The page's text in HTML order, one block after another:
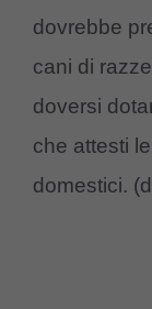
dovrebbe
cani di
doversi
che attesti
domestici.